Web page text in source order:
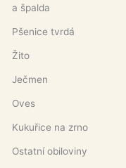
a špalda
Pšenice tvrdá
Žito
Ječmen
Oves
Kukuřice na zrno
Ostatní obiloviny